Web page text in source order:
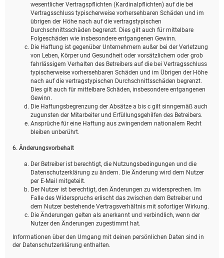
wesentlicher Vertragspflichten (Kardinalpflichten) auf die bei
Vertragsschluss typischerweise vorhersehbaren Schäden und im
übrigen der Höhe nach auf die vertragstypischen
Durchschnittsschäden begrenzt. Dies gilt auch für mittelbare
Folgeschäden wie insbesondere entgangenen Gewinn.
Die Haftung ist gegenüber Unternehmern außer bei der Verletzung
von Leben, Körper und Gesundheit oder vorsätzlichem oder grob
fahrlässigem Verhalten des Betreibers auf die bei Vertragsschluss
typischerweise vorhersehbaren Schäden und im Übrigen der Höhe
nach auf die vertragstypischen Durchschnittsschäden begrenzt.
Dies gilt auch für mittelbare Schäden, insbesondere entgangenen
Gewinn.
Die Haftungsbegrenzung der Absätze a bis c gilt sinngemäß auch
zugunsten der Mitarbeiter und Erfüllungsgehilfen des Betreibers.
Ansprüche für eine Haftung aus zwingendem nationalem Recht
bleiben unberührt.
6. Änderungsvorbehalt
Der Betreiber ist berechtigt, die Nutzungsbedingungen und die
Datenschutzerklärung zu ändern. Die Änderung wird dem Nutzer
per E-Mail mitgeteilt.
Der Nutzer ist berechtigt, den Änderungen zu widersprechen. Im
Falle des Widerspruchs erlischt das zwischen dem Betreiber und
dem Nutzer bestehende Vertragsverhältnis mit sofortiger Wirkung.
Die Änderungen gelten als anerkannt und verbindlich, wenn der
Nutzer den Änderungen zugestimmt hat.
Informationen über den Umgang mit deinen persönlichen Daten sind in
der Datenschutzerklärung enthalten.